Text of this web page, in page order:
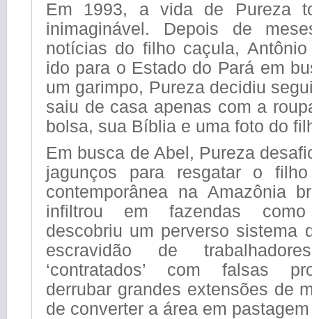
Em 1993, a vida de Pureza
inimaginável. Depois de
notícias do filho caçula,
ido para o Estado do Pará em
um garimpo, Pureza decidiu
saiu de casa apenas com a
bolsa, sua Bíblia e uma foto do
Em busca de Abel, Pureza
jagunços para resgatar o
contemporânea na Amazônia
infiltrou em fazendas
descobriu um perverso sistema
escravidão de
‘contratados’ com falsas
derrubar grandes extensões de
de converter a área em